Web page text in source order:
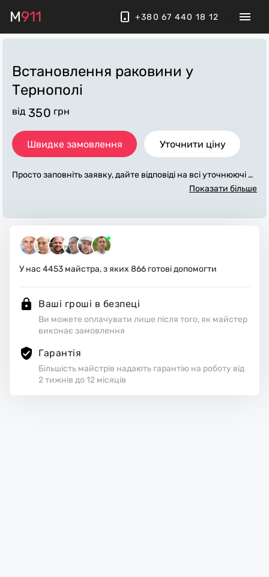
M911 +380 67 440 18 12
Встановлення раковини у
Тернополі
від 350 грн
Швидке замовлення Уточнити ціну
Просто заповніть заявку, дайте відповіді на всі уточнюючі за
питання по «встановлення раковини». Ми зв'яжемося з ва
ли. Виконавці стежать за чистотою та прибирають робоче
місце.
Показати більше
У нас 4453 майстра, з яких 866 готові допомогти
Ваші гроші в безпеці
Ви можете оплачувати лише після того, як майстер
виконає замовлення
Гарантія
Більшість майстрів надають гарантію на роботу від
2 тижнів до 12 місяців